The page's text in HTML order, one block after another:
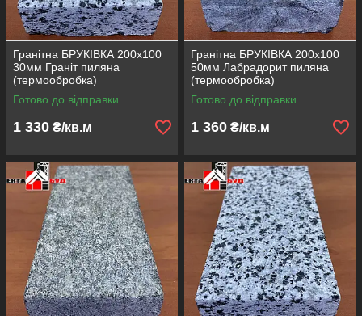
Гранітна БРУКІВКА 200х100
30мм Граніт пиляна
(термообробка)
Готово до відправки
1 330 ₴/кв.м
Гранітна БРУКІВКА 200х100
50мм Лабрадорит пиляна
(термообробка)
Готово до відправки
1 360 ₴/кв.м